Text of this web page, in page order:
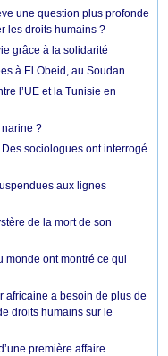
une question plus profonde
les droits humains ?
grâce à la solidarité
à El Obeid, au Soudan
l’UE et la Tunisie en
?
sociologues ont interrogé
aux lignes
de la mort de son
monde ont montré ce qui
africaine a besoin de plus de
droits humains sur le
première affaire